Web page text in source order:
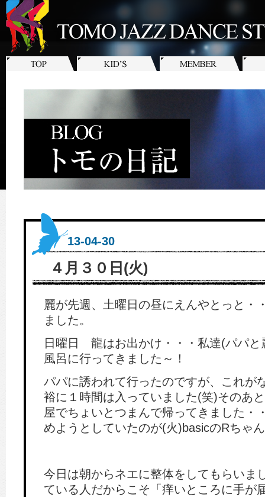
13-04-30
４月３０日(火)
麗が先週、土曜日の昼にえんやとっと・
ました。
日曜日 龍はお出かけ・・・私達(パパと
風呂に行ってきました～！
パパに誘われて行ったのですが、これが
裕に１時間は入っていました(笑)そのあ
屋でちょいとつまんで帰ってきました・
めようとしていたのが(火)basicのRちゃ
今日は朝からネエに整体をしてもらい
ている人だからこそ「痒いところに手が